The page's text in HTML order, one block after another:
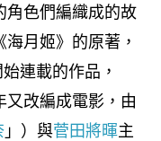
角色們編織成的故
月姬》的原著，
連載的作品，
又改編成電影，由
」）與菅田將暉主